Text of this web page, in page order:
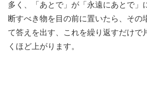
多く、「あとで」が「永遠にあとで」
断すべき物を目の前に置いたら、その
て答えを出す、これを繰り返すだけで
くほど上がります。